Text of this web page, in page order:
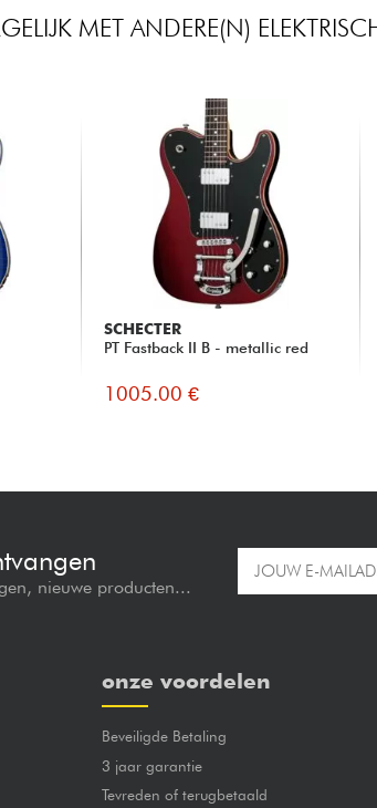
MET ANDERE(N)
SCHECTER
PT Fastback II B - metallic red
1005.00 €
nieuwe producten...
onze voordelen
Beveiligde Betaling
3 jaar garantie
Tevreden of terugbetaald